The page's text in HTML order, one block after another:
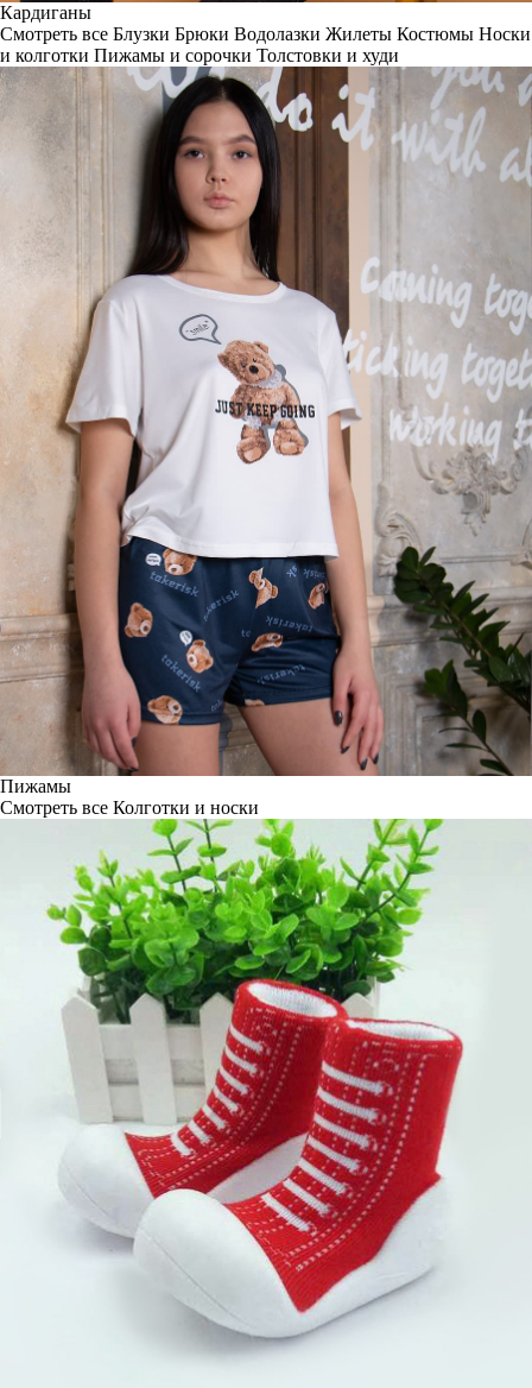
Кардиганы
Смотреть все Блузки Брюки Водолазки Жилеты Костюмы Носки
и колготки Пижамы и сорочки Толстовки и худи
Пижамы
Смотреть все Колготки и носки